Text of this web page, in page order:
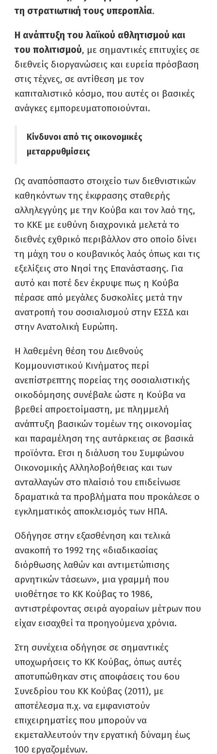
τη στρατιωτική τους υπεροπλία.
Η ανάπτυξη του λαϊκού αθλητισμού και
του πολιτισμού, με σημαντικές επιτυχίες σε
διεθνείς διοργανώσεις και ευρεία πρόσβαση
στις τέχνες, σε αντίθεση με τον
καπιταλιστικό κόσμο, που αυτές οι βασικές
ανάγκες εμπορευματοποιούνται.
Κίνδυνοι από τις οικονομικές
μεταρρυθμίσεις
Ως αναπόσπαστο στοιχείο των διεθνιστικών
καθηκόντων της έκφρασης σταθερής
αλληλεγγύης με την Κούβα και τον λαό της,
το ΚΚΕ με ευθύνη διαχρονικά μελετά το
διεθνές εχθρικό περιβάλλον στο οποίο δίνει
τη μάχη του ο κουβανικός λαός όπως και τις
εξελίξεις στο Νησί της Επανάστασης. Για
αυτό και ποτέ δεν έκρυψε πως η Κούβα
πέρασε από μεγάλες δυσκολίες μετά την
ανατροπή του σοσιαλισμού στην ΕΣΣΔ και
στην Ανατολική Ευρώπη.
Η λαθεμένη θέση του Διεθνούς
Κομμουνιστικού Κινήματος περί
ανεπίστρεπτης πορείας της σοσιαλιστικής
οικοδόμησης συνέβαλε ώστε η Κούβα να
βρεθεί απροετοίμαστη, με πλημμελή
ανάπτυξη βασικών τομέων της οικονομίας
και παραμέληση της αυτάρκειας σε βασικά
προϊόντα. Ετσι η διάλυση του Συμφώνου
Οικονομικής Αλληλοβοήθειας και των
ανταλλαγών στο πλαίσιό του επιδείνωσε
δραματικά τα προβλήματα που προκάλεσε ο
εγκληματικός αποκλεισμός των ΗΠΑ.
Οδήγησε στην εξασθένηση και τελικά
ανακοπή το 1992 της «διαδικασίας
διόρθωσης λαθών και αντιμετώπισης
αρνητικών τάσεων», μια γραμμή που
υιοθέτησε το ΚΚ Κούβας το 1986,
αντιστρέφοντας σειρά αγοραίων μέτρων που
είχαν εισαχθεί τα προηγούμενα χρόνια.
Στη συνέχεια οδήγησε σε σημαντικές
υποχωρήσεις το ΚΚ Κούβας, όπως αυτές
αποτυπώθηκαν στις αποφάσεις του 6ου
Συνεδρίου του ΚΚ Κούβας (2011), με
αποτέλεσμα π.χ. να εμφανιστούν
επιχειρηματίες που μπορούν να
εκμεταλλευτούν την εργατική δύναμη έως
100 εργαζομένων.